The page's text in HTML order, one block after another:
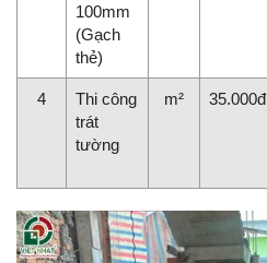
100mm
(Gạch
thẻ)
4
Thi công
trát
tường
m² 35.000đ